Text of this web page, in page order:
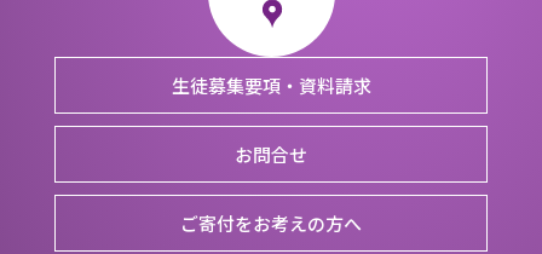
生徒募集要項・資料請求
お問合せ
ご寄付をお考えの方へ